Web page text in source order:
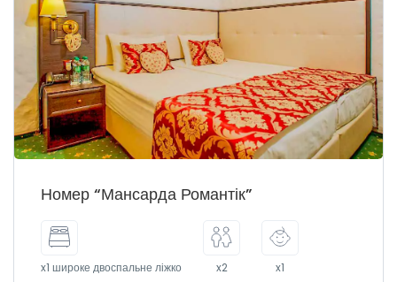
Номер “Мансарда Романтік”
x1 широке двоспальне ліжко x2 x1